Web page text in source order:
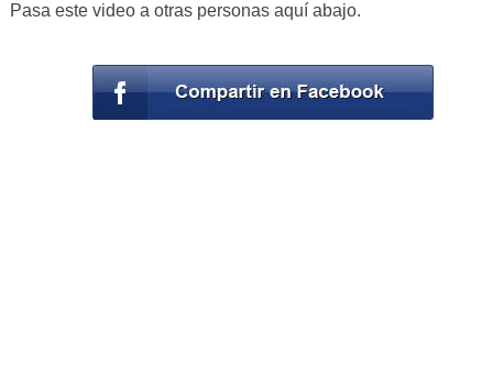
Pasa este video a otras personas aquí abajo.